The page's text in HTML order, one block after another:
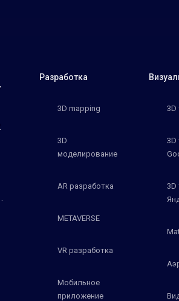
·
Разработка
3D mapping
3D
моделирование
AR разработка
METAVERSE
VR разработка
Мобильное
приложение
3D
3D
3D